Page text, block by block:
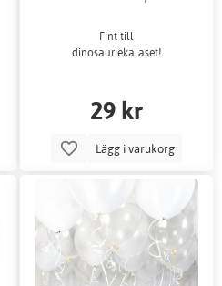
Fint till
dinosauriekalaset!
29 kr
Lägg i varukorg